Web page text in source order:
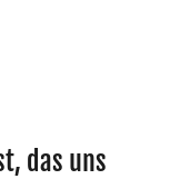
das uns